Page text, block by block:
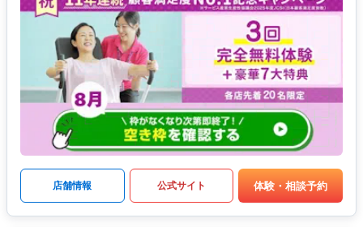
店舗情報 公式サイト 体験・相談予約